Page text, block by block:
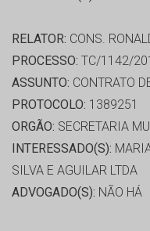
RELATOR: CONS.
PROCESSO: TC/1142/
ASSUNTO: CONTRATO
PROTOCOLO: 1389251
ORGÃO: SECRETARIA
INTERESSADO(S):
SILVA E AGUILAR LTDA
ADVOGADO(S): NÃO HÁ